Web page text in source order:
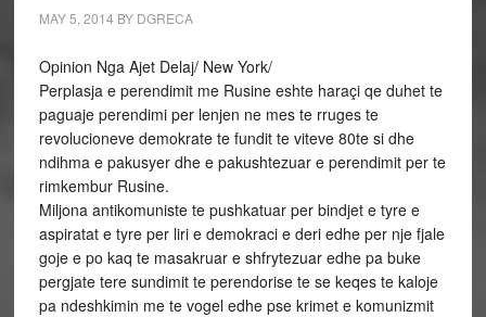
MAY 5, 2014 BY DGRECA
Opinion Nga Ajet Delaj/ New York/
Perplasja e perendimit me Rusine eshte haraçi qe duhet te
paguaje perendimi per lenjen ne mes te rruges te
revolucioneve demokrate te fundit te viteve 80te si dhe
ndihma e pakusyer dhe e pakushtezuar e perendimit per te
rimkembur Rusine.
Miljona antikomuniste te pushkatuar per bindjet e tyre e
aspiratat e tyre per liri e demokraci e deri edhe per nje fjale
goje e po kaq te masakruar e shfrytezuar edhe pa buke
pergjate tere sundimit te perendorise te se keqes te kaloje
pa ndeshkimin me te vogel edhe pse krimet e komunizmit